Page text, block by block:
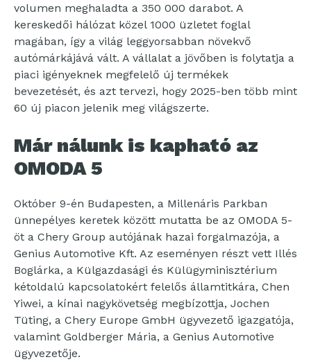
volumen meghaladta a 350 000 darabot. A
kereskedői hálózat közel 1000 üzletet foglal
magában, így a világ leggyorsabban növekvő
autómárkájává vált. A vállalat a jövőben is folytatja a
piaci igényeknek megfelelő új termékek
bevezetését, és azt tervezi, hogy 2025-ben több mint
60 új piacon jelenik meg világszerte.
Már nálunk is kapható az
OMODA 5
Október 9-én Budapesten, a Millenáris Parkban
ünnepélyes keretek között mutatta be az OMODA 5-
öt a Chery Group autójának hazai forgalmazója, a
Genius Automotive Kft. Az eseményen részt vett Illés
Boglárka, a Külgazdasági és Külügyminisztérium
kétoldalú kapcsolatokért felelős államtitkára, Chen
Yiwei, a kínai nagykövetség megbízottja, Jochen
Tüting, a Chery Europe GmbH ügyvezető igazgatója,
valamint Goldberger Mária, a Genius Automotive
ügyvezetője.